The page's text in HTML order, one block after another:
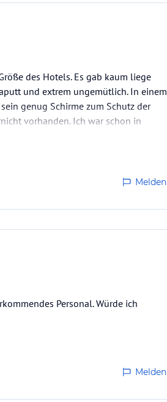
des Hotels. Es gab kaum liege
und extrem ungemütlich. In einem
genug Schirme zum Schutz der
vorhanden. Ich war schon in
Melden
Personal. Würde ich
Melden